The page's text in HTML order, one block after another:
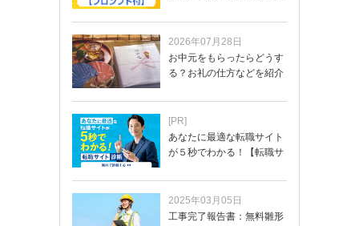
2026年07月28日
お中元をもらったらどうす
る？お礼の仕方などを紹介
[PR]
あなたに最適な転職サイト
が５秒でわかる！【転職サ
2025年03月05日
工事完了報告書：無料雛形